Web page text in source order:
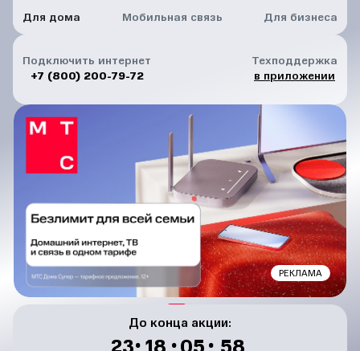
Для дома Мобильная связь Для бизнеса
Подключить интернет
+7 (800) 200-79-72
Техподдержка
в приложении
РЕКЛАМА
До конца акции: